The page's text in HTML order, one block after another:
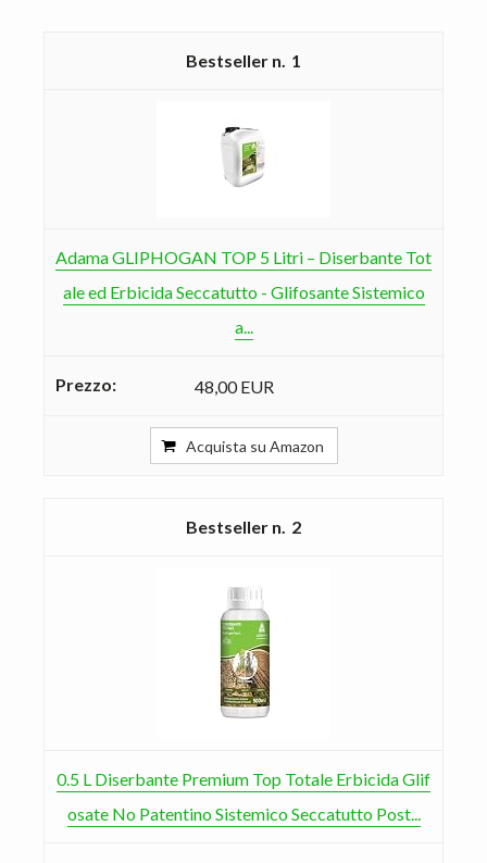
1
Adama GLIPHOGAN TOP 5 Litri – Diserbante Tot
ale ed Erbicida Seccatutto - Glifosante Sistemico
a...
48,00 EUR
Acquista su Amazon
2
0.5 L Diserbante Premium Top Totale Erbicida Glif
osate No Patentino Sistemico Seccatutto Post...